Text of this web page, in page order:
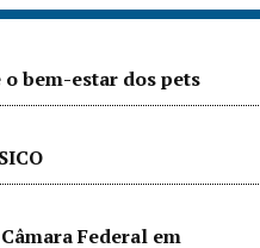
bem-estar dos pets
Federal em